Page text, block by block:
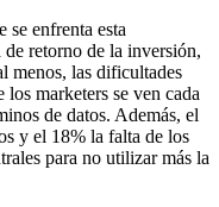
se enfrenta esta
retorno de la inversión,
menos, las dificultades
marketers se ven cada
de datos. Además, el
y el 18% la falta de los
para no utilizar más la